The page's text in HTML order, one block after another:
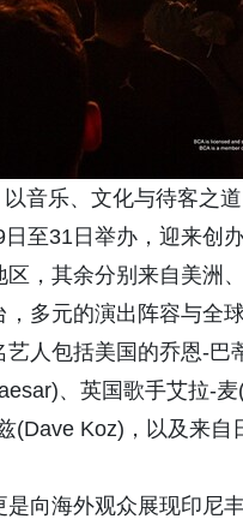
音乐、文化与待客之
至31日举办，迎来创
，其余分别来自美洲
多元的演出阵容与全
人包括美国的乔恩-
、英国歌手艾拉-
(Dave Koz)，以及来
向海外观众展现印尼